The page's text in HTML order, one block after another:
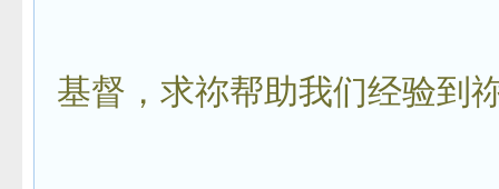
基督，求祢帮助我们经验到